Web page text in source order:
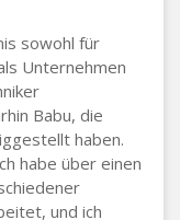
sowohl für
Unternehmen
Babu, die
haben.
habe über einen
und ich